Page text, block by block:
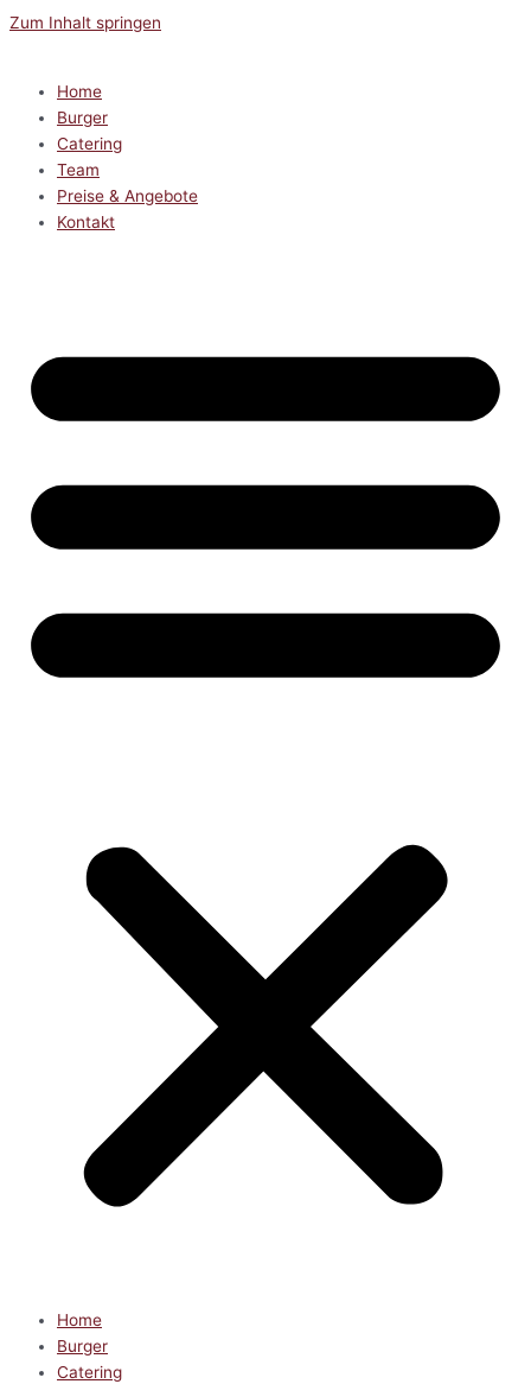
Zum Inhalt springen
Home
Burger
Catering
Team
Preise & Angebote
Kontakt
Home
Burger
Catering